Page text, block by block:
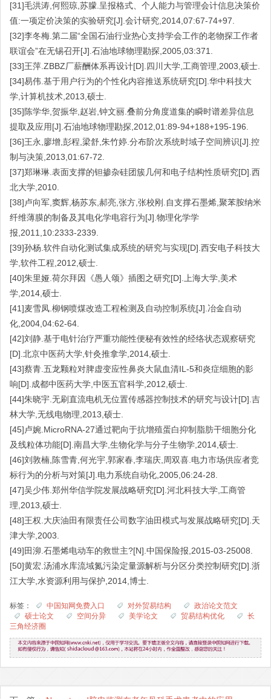
[31]毛洪涛,何熙琼,苏朦.呈报格式、个人能力与管理会计信息决策价
值:一项定价决策的实验研究[J].会计研究,2014,07:67-74+97.
[32]李冬梅.第二届“全国石油行业热心支持学会工作的老物探工作者
联谊会”在无锡召开[J].石油地球物理勘探,2005,03:371.
[33]王萍.ZBBZ厂薪酬体系再设计[D].四川大学,工商管理,2003,硕士.
[34]易伟.基于用户行为的个性化内容推送系统研究[D].华中科技大
学,计算机技术,2013,硕士.
[35]陈学华,贺振华,赵岩,钟文丽.叠前分角度道集的瞬时谱差异信息
提取及应用[J].石油地球物理勘探,2012,01:89-94+188+195-196.
[36]王永,廖增,彭程,梁舒,朱竹婷.分布阶次系统时域子空间辨识[J].控
制与决策,2013,01:67-72.
[37]郑琳琳.表面支撑的钽掺杂硅团簇几何和电子结构性质研究[D].西
北大学,2010.
[38]卢向军,窦辉,杨苏东,郝亮,张方,张校刚.自支撑石墨烯,聚苯胺纳米
纤维薄膜的制备及其电化学电容行为[J].物理化学学
报,2011,10:2333-2339.
[39]孙杨.软件自动化测试集成系统的研究与实现[D].西安电子科技大
学,软件工程,2012,硕士.
[40]朱里娅.荷尔拜因《愚人颂》插图之研究[D].上海大学,美术
学,2014,硕士.
[41]麦雪凤.柳钢喷煤改造工程检测及自动控制系统[J].冶金自动
化,2004,04:62-64.
[42]刘静.基于电针治疗严重功能性便秘有效性的经络状态观察研究
[D].北京中医药大学,针灸推拿学,2014,硕士.
[43]蔡青.五龙颗粒对脾虚变应性鼻炎大鼠血清IL-5和炎症细胞的影
响[D].成都中医药大学,中医五官科学,2012,硕士.
[44]朱晓宇.无刷直流电机无位置传感器控制技术的研究与设计[D].吉
林大学,无线电物理,2013,硕士.
[45]卢婉.MicroRNA-27通过靶向于抗增殖蛋白抑制脂肪干细胞分化
及线粒体功能[D].南昌大学,生物化学与分子生物学,2014,硕士.
[46]刘敦楠,陈雪青,何光宇,郭家春,李瑞庆,周双喜.电力市场供应者竞
标行为的分析与对策[J].电力系统自动化,2005,06:24-28.
[47]吴少伟.郑州华信学院发展战略研究[D].河北科技大学,工商管
理,2013,硕士.
[48]王权.大庆油田有限责任公司数字油田模式与发展战略研究[D].天
津大学,2003.
[49]田泖.石墨烯电动车的救世主?[N].中国保险报,2015-03-25008.
[50]黄宏.汤浦水库流域氮污染定量源解析与分区分类控制研究[D].浙
江大学,水资源利用与保护,2014,博士.
标签： 中国知网免费入口 对外贸易结构
政治论文范文
硕士论文
空间分异 美学论文 贸易结构优化
长
三角经济圈